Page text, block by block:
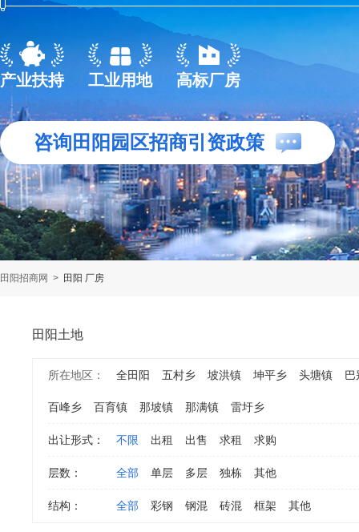
产业扶持 工业用地 高标厂房
咨询田阳园区招商引资政策
田阳招商网 > 田阳 厂房
田阳土地
所在地区： 全田阳 五村乡 坡洪镇 坤平乡 头塘镇 巴
百峰乡 百育镇 那坡镇 那满镇 雷圩乡
出让形式： 不限 出租 出售 求租 求购
层数： 全部 单层 多层 独栋 其他
结构： 全部 彩钢 钢混 砖混 框架 其他